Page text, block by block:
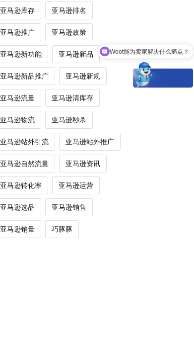
亚马逊库存 亚马逊排名
亚马逊推广 亚马逊政策
亚马逊新功能 亚马逊新品
亚马逊新品推广 亚马逊新规
亚马逊流量 亚马逊清库存
亚马逊物流 亚马逊秒杀
亚马逊站外引流 亚马逊站外推广
亚马逊自然流量 亚马逊资讯
亚马逊转化率 亚马逊运营
亚马逊选品 亚马逊销售
亚马逊销量 巧豚豚
Woot能为卖家解决什么痛点？